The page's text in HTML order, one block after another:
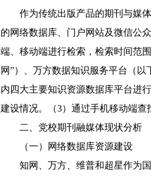
作为传统出版产品的期刊与媒
的网络数据库、门户网站及微信公
端、移动端进行检索，检索时间范
网”）、万方数据知识服务平台（以
内四大主要知识资源数据库平台进
建设情况。（3）通过手机移动端查
二、党校期刊融媒体现状分析
（一）网络数据库资源建设
知网、万方、维普和超星作为